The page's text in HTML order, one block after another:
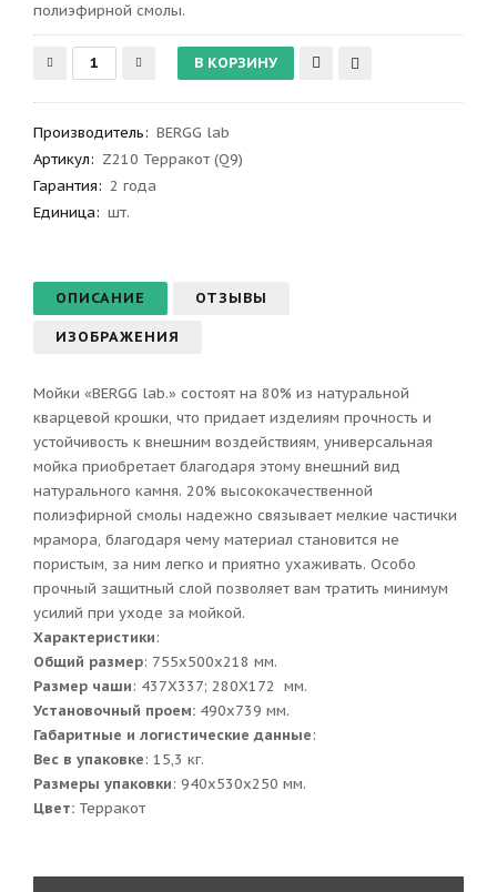
полиэфирной смолы.
Производитель: BERGG lab
Артикул: Z210 Терракот (Q9)
Гарантия: 2 года
Единица: шт.
ОПИСАНИЕ ОТЗЫВЫ
ИЗОБРАЖЕНИЯ
Мойки «BERGG lab.» состоят на 80% из натуральной
кварцевой крошки, что придает изделиям прочность и
устойчивость к внешним воздействиям, универсальная
мойка приобретает благодаря этому внешний вид
натурального камня. 20% высококачественной
полиэфирной смолы надежно связывает мелкие частички
мрамора, благодаря чему материал становится не
пористым, за ним легко и приятно ухаживать. Особо
прочный защитный слой позволяет вам тратить минимум
усилий при уходе за мойкой.
Характеристики:
Общий размер: 755x500x218 мм.
Размер чаши: 437Х337; 280Х172 мм.
Установочный проем: 490x739 мм.
Габаритные и логистические данные:
Вес в упаковке: 15,3 кг.
Размеры упаковки: 940x530x250 мм.
Цвет: Терракот